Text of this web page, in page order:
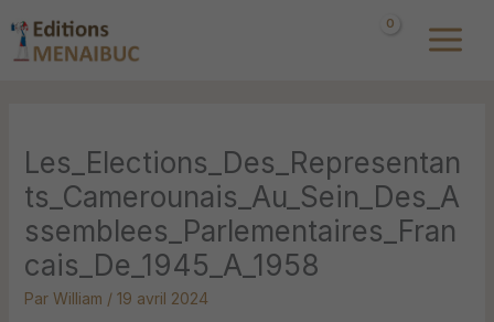
au
contenu
Les_Elections_Des_Representan
ts_Camerounais_Au_Sein_Des_A
ssemblees_Parlementaires_Fran
cais_De_1945_A_1958
Par William / 19 avril 2024